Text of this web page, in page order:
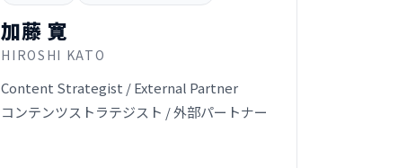
加藤 寛
HIROSHI KATO
Content Strategist / External Partner
コンテンツストラテジスト / 外部パートナー